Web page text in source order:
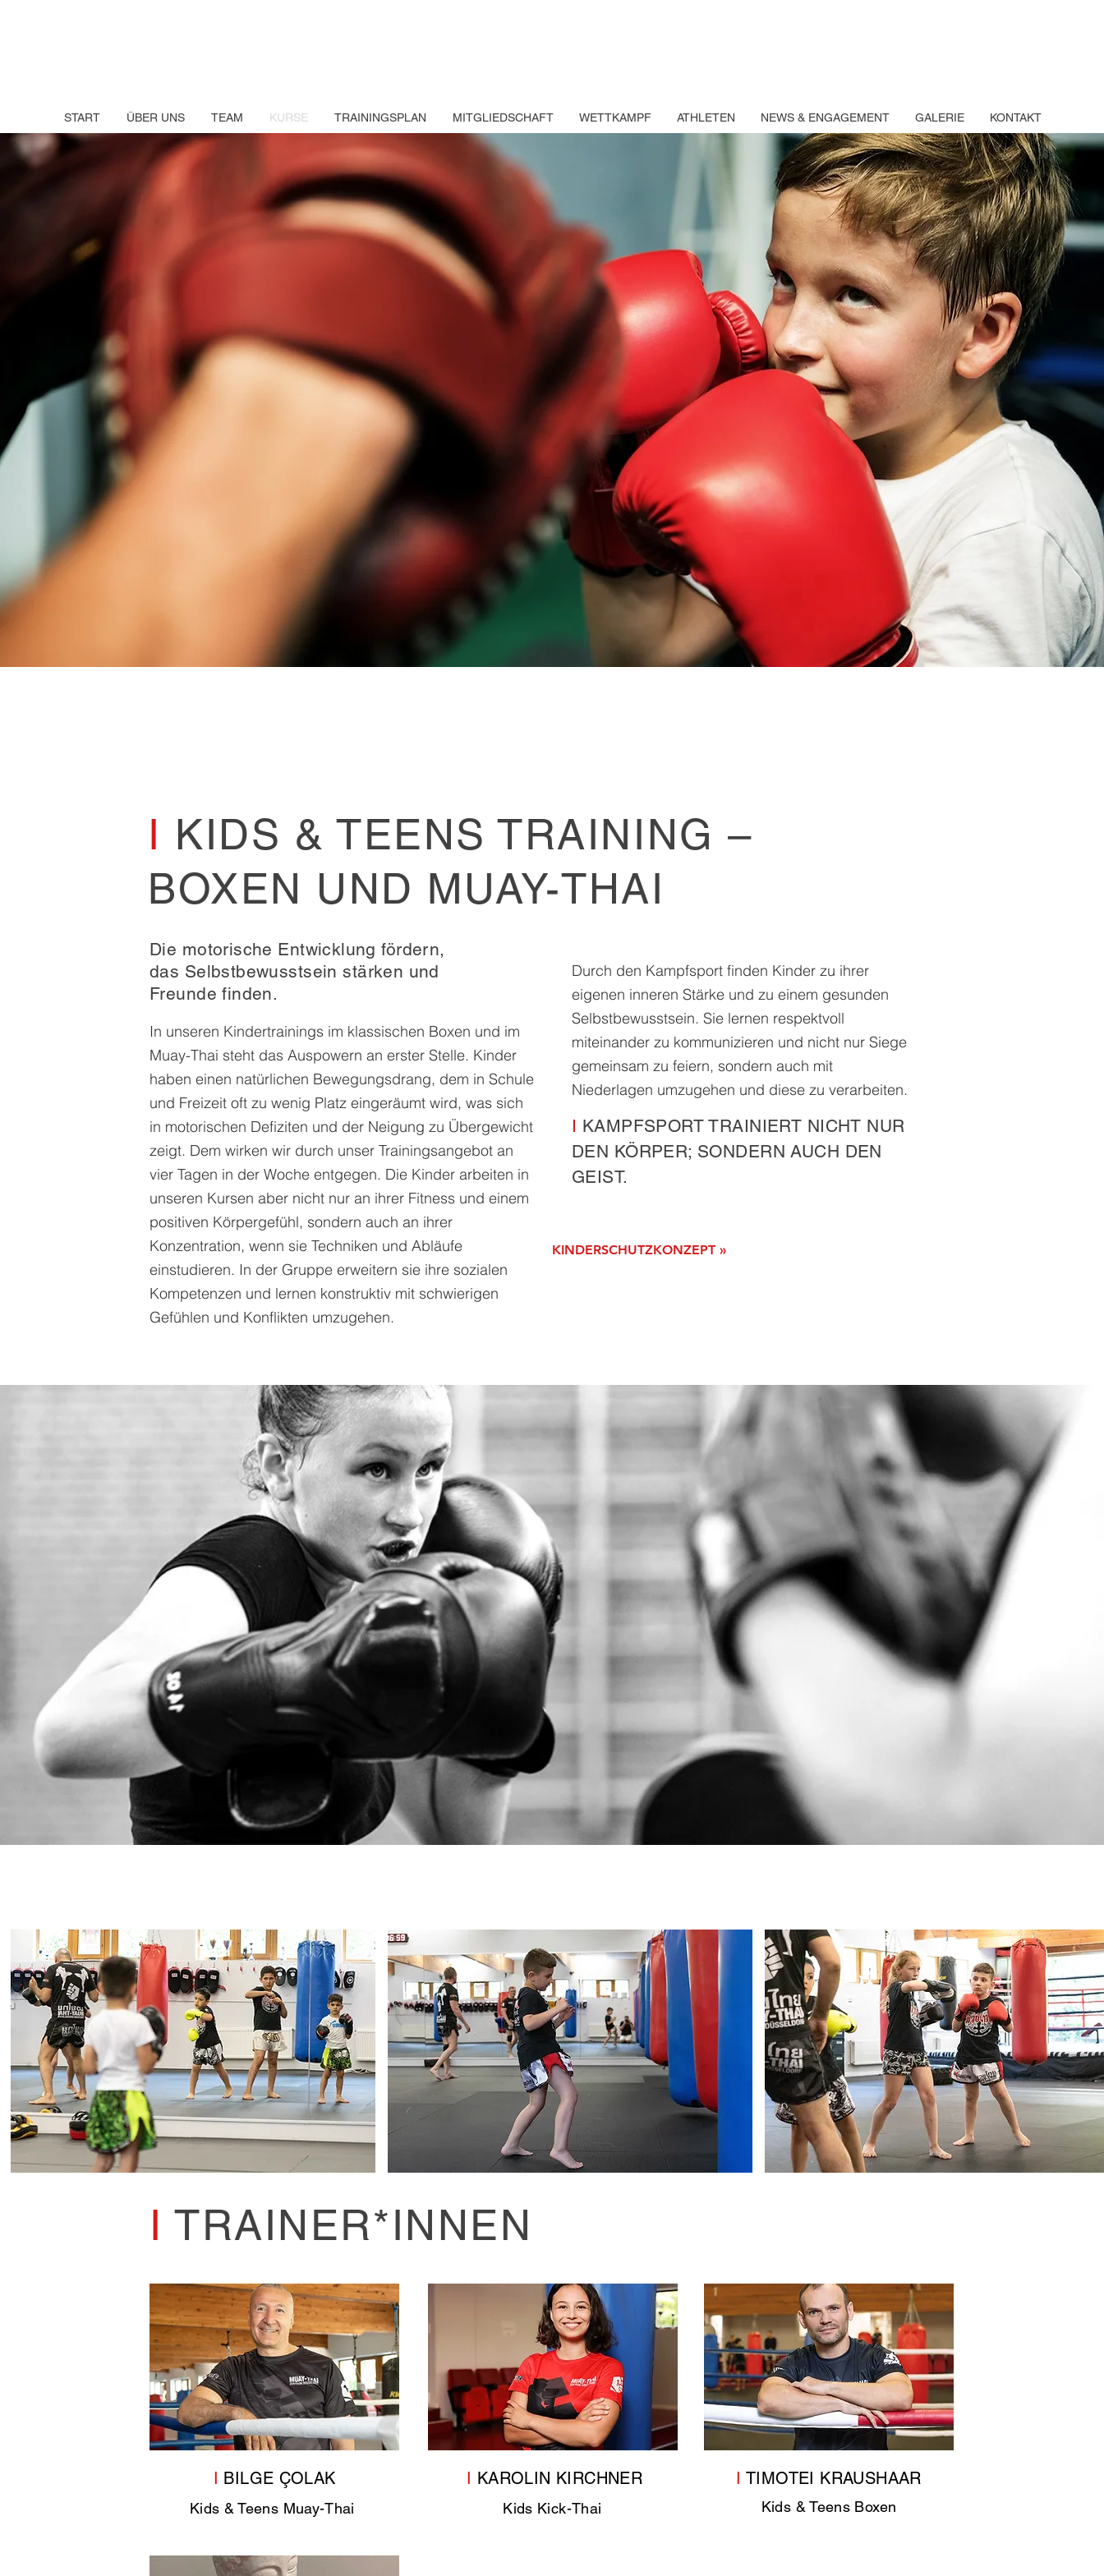
START ÜBER UNS TEAM KURSE TRAININGSPLAN MITGLIEDSCHAFT WETTKAMPF ATHLETEN NEWS & ENGAGEMENT GALERIE KONTAKT
I KIDS & TEENS TRAINING –
BOXEN UND MUAY-THAI
Die motorische Entwicklung fördern,
das Selbstbewusstseinstärken und
Freunde finden.
In unseren Kindertrainings im klassischen Boxen und im
Muay-Thai steht das Auspowern an erster Stelle. Kinder
haben einen natürlichen Bewegungsdrang, dem in Schule
und Freizeit oft zu wenig Platz eingeräumt wird, was sich
in motorischen Defiziten und der Neigung zu Übergewicht
zeigt. Dem wirken wir durch unser Trainingsangebot an
vier Tagen in der Woche entgegen. Die Kinder arbeiten in
unseren Kursen aber nicht nur an ihrer Fitness und einem
positiven Körpergefühl, sondern auch an ihrer
Konzentration, wenn sie Techniken und Abläufe
einstudieren. In der Gruppe erweitern sie ihre sozialen
Kompetenzen und lernen konstruktiv mit schwierigen
Gefühlen und Konflikten umzugehen.
Durch den Kampfsport finden Kinder zu ihrer
eigenen inneren Stärke und zu einem gesunden
Selbstbewusstsein. Sie lernen respektvoll
miteinander zu kommunizieren und nicht nur Siege
gemeinsam zu feiern, sondern auch mit
Niederlagen umzugehen und diese zu verarbeiten.
I KAMPFSPORT TRAINIERT NICHT NUR
DEN KÖRPER; SONDERN AUCH DEN
GEIST.
KINDERSCHUTZKONZEPT »
I TRAINER*INNEN
I BILGE ÇOLAK
Kids & Teens Muay-Thai
I KAROLIN KIRCHNER
Kids Kick-Thai
I TIMOTEI KRAUSHAAR
Kids & Teens Boxen